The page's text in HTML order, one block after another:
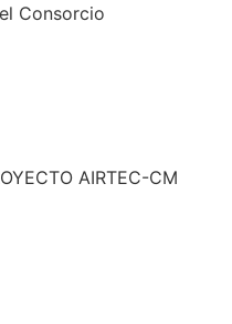
Consorcio
AIRTEC-CM